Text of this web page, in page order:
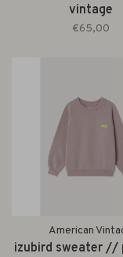
vintage
€65,00
American
izubird sweater //